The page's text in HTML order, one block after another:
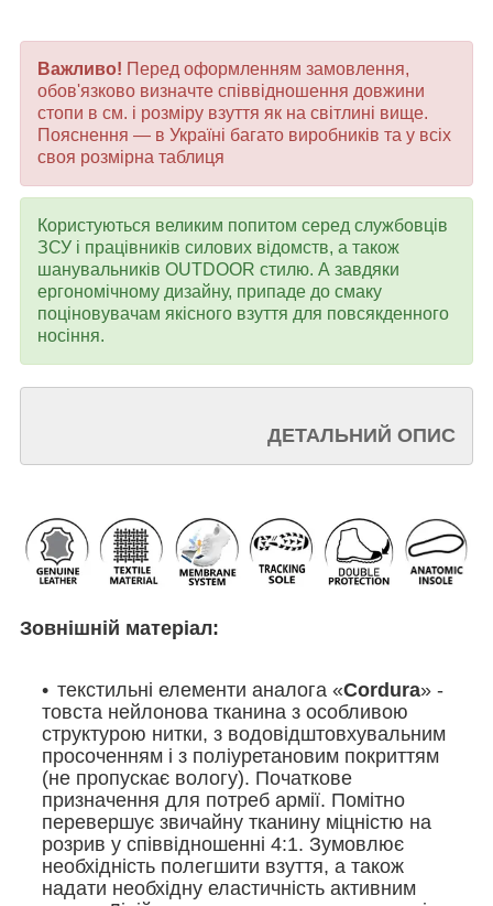
Важливо! Перед оформленням замовлення,
обов'язково визначте співвідношення довжини
стопи в см. і розміру взуття як на світлині вище.
Пояснення — в Україні багато виробників та у всіх
своя розмірна таблиця
Користуються великим попитом серед службовців
ЗСУ і працівників силових відомств, а також
шанувальників OUTDOOR стилю. А завдяки
ергономічному дизайну, припаде до смаку
поціновувачам якісного взуття для повсякденного
носіння.
ДЕТАЛЬНИЙ ОПИС
Зовнішній матеріал:
текстильні елементи аналога «Cordura» -
товста нейлонова тканина з особливою
структурою нитки, з водовідштовхувальним
просоченням і з поліуретановим покриттям
(не пропускає вологу). Початкове
призначення для потреб армії. Помітно
перевершує звичайну тканину міцністю на
розрив у співвідношенні 4:1. Зумовлює
необхідність полегшити взуття, а також
надати необхідну еластичність активним